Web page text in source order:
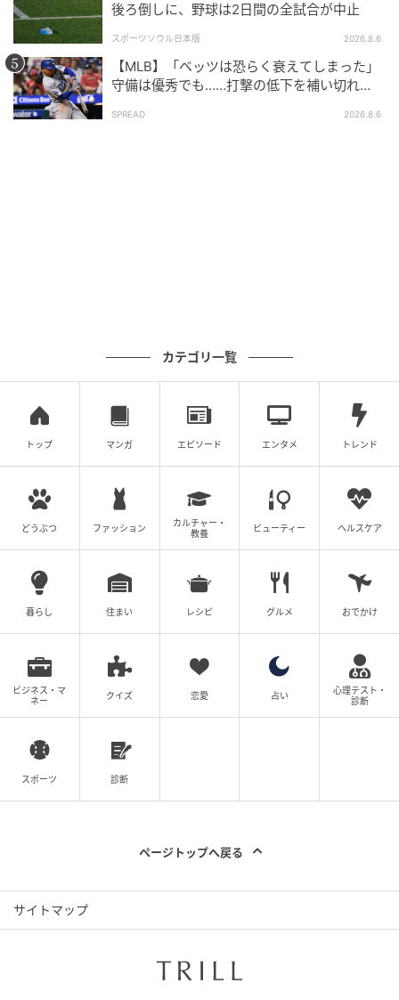
後ろ倒しに、野球は2日間の全試合が中止
スポーツソウル日本版 2026.8.6
【MLB】「ベッツは恐らく衰えてしまった」
守備は優秀でも……打撃の低下を補い切れ
し始めるべき」
SPREAD 2026.8.6
カテゴリ一覧
トップ マンガ エピソード エンタメ トレンド
どうぶつ ファッション
カルチャー・
教養
ビューティー ヘルスケア
暮らし 住まい レシピ グルメ おでかけ
ビジネス・マ
ネー
クイズ 恋愛 占い
心理テスト・
診断
スポーツ 診断
ページトップへ戻る
サイトマップ